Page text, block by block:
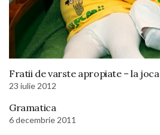
Fratii de varste apropiate – la joca
23 iulie 2012
Gramatica
6 decembrie 2011